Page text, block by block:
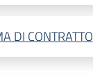
DI CONTRATTO